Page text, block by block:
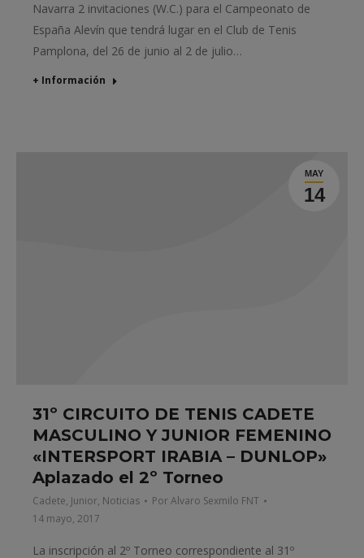
Navarra 2 invitaciones (W.C.) para el Campeonato de
España Alevín que tendrá lugar en el Club de Tenis
Pamplona, del 26 de junio al 2 de julio…
+ Información
MAY
14
31º CIRCUITO DE TENIS CADETE
MASCULINO Y JUNIOR FEMENINO
«INTERSPORT IRABIA – DUNLOP»
Aplazado el 2º Torneo
Cadete, Junior, Noticias PorAlvaro Sexmilo FNT
14 mayo, 2017
La inscripción al 2º Torneo correspondiente al 31º